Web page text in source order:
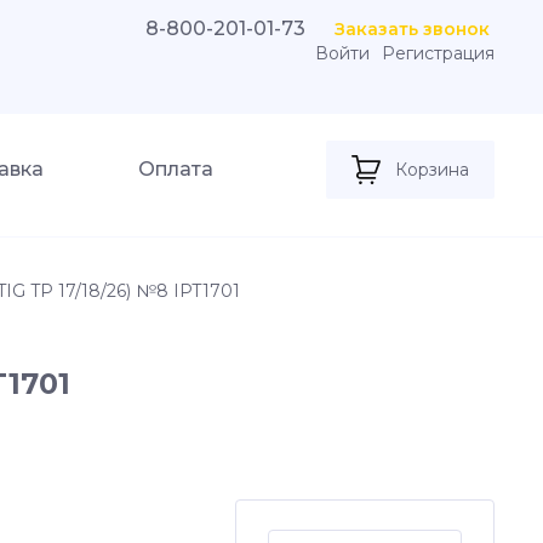
8-800-201-01-73
Заказать звонок
Войти
Регистрация
Оплата Корзина
TP 17/18/26) №8 IPT1701